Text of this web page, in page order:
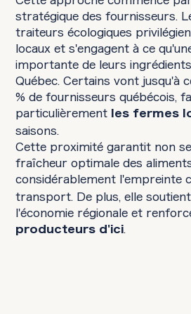
stratégique des fournisseurs.
traiteurs écologiques
locaux et s'engagent à ce
importante de leurs
Québec. Certains vont jusqu'à
% de fournisseurs québécois,
particulièrement les fermes
saisons.
Cette proximité garantit non
fraîcheur optimale des
considérablement l'empreinte
transport. De plus, elle
l'économie régionale et
producteurs d'ici.